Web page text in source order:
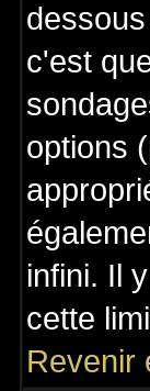
c'est
options
infini. Il
cette
Revenir